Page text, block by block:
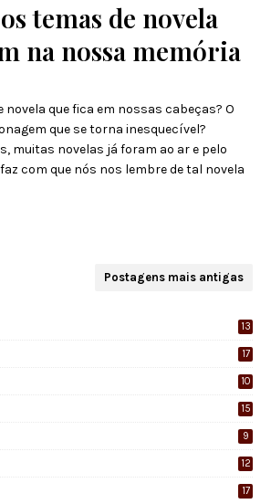
temas de novela
na nossa memória
novela que fica em nossas cabeças? O
que se torna inesquecível?
muitas novelas já foram ao ar e pelo
com que nós nos lembre de tal novela
Postagens mais antigas
13
17
10
15
9
12
17